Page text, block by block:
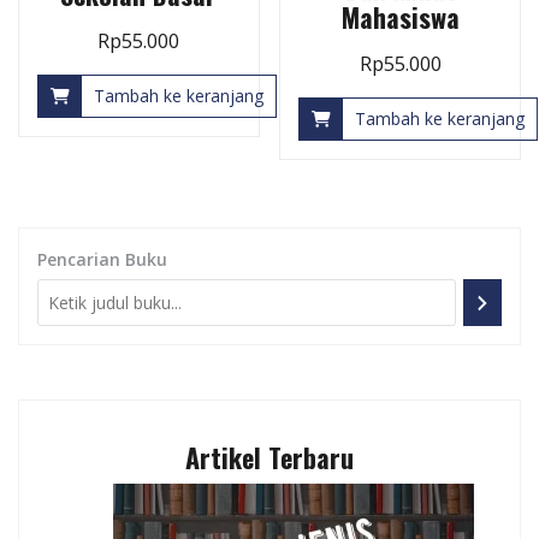
Rp55.000
Tambah ke keranjang
Mahasiswa
Rp55.000
Tambah ke keranjang
Pencarian Buku
Artikel Terbaru